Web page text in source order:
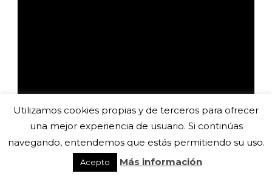
Extracción de un canino superior
Utilizamos cookies propias y de terceros para ofrecer
una mejor experiencia de usuario. Si continúas
navegando, entendemos que estás permitiendo su uso.
Acepto Más información